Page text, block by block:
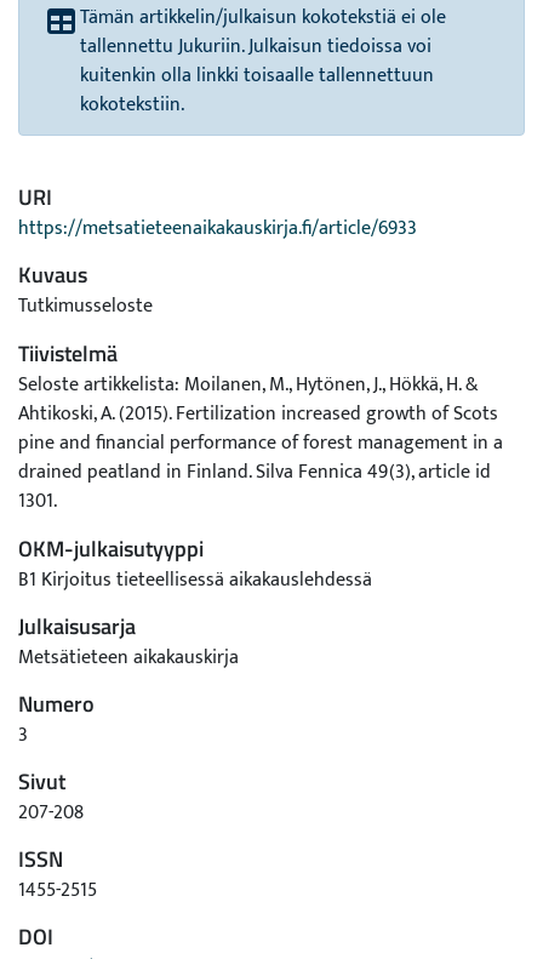
Tämän artikkelin/julkaisun kokotekstiä ei ole
tallennettu Jukuriin. Julkaisun tiedoissa voi
kuitenkin olla linkki toisaalle tallennettuun
kokotekstiin.
URI
https://metsatieteenaikakauskirja.fi/article/6933
Kuvaus
Tutkimusseloste
Tiivistelmä
Seloste artikkelista: Moilanen, M., Hytönen, J., Hökkä, H. &
Ahtikoski, A. (2015). Fertilization increased growth of Scots
pine and financial performance of forest management in a
drained peatland in Finland. Silva Fennica 49(3), article id
1301.
OKM-julkaisutyyppi
B1 Kirjoitus tieteellisessä aikakauslehdessä
Julkaisusarja
Metsätieteen aikakauskirja
Numero
3
Sivut
207-208
ISSN
1455-2515
DOI